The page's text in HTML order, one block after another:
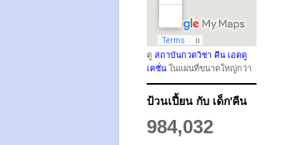
ดู สถาบันกวดวิชา คีน เอดดู
เคชั่น ในแผนที่ขนาดใหญ่กว่า
ป้วนเปี้ยน กับ เด็ก'คีน
984,032